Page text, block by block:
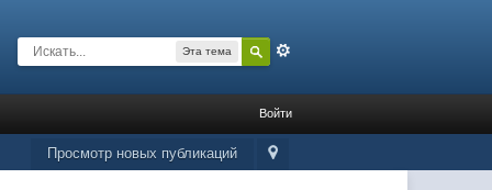
Эта тема
Войти
Просмотр новых публикаций